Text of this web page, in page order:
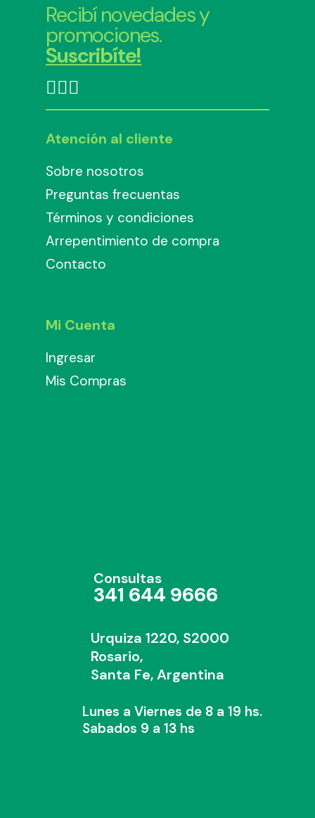
Recibí novedades y
promociones.
Suscribíte!
Atención al cliente
Sobre nosotros
Preguntas frecuentas
Términos y condiciones
Arrepentimiento de compra
Contacto
Mi Cuenta
Ingresar
Mis Compras
Consultas
341 644 9666
Urquiza 1220, S2000
Rosario,
Santa Fe, Argentina
Lunes a Viernes de 8 a 19 hs.
Sabados 9 a 13 hs